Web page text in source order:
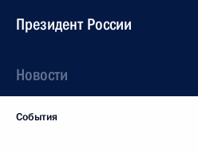
Президент России
Новости
События